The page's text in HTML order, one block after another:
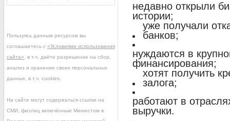
недавно открыли
истории;
уже получали
банков;
нуждаются в
финансирования;
хотят получить
залога;
работают в
выручки.
Пользуясь данным ресурсом вы
соглашаетесь с «Условиями использования
сайта» , в т.ч. даёте разрешение на сбор,
анализ и хранение своих персональных
данных, в т.ч. cookies.
На сайте могут содержаться ссылки на
СМИ, физлиц включённые Минюстом в